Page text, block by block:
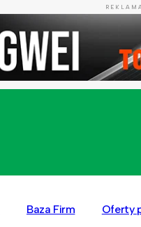
Baza Firm Oferty